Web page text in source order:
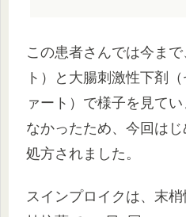
この患者さんでは今ま
ト）と大腸刺激性下剤
ァート）で様子を見て
なかったため、今回は
処方されました。
スインプロイクは、末